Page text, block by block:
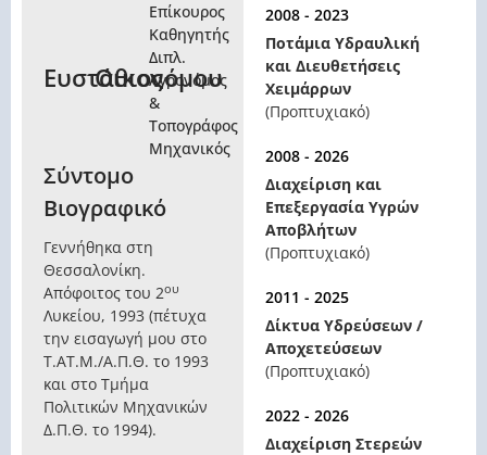
Ευστάθιος
Οικονόμου
Επίκουρος
Καθηγητής
Διπλ.
Αγρονόμος
&
Τοπογράφος
Μηχανικός
Σύντομο
Βιογραφικό
Γεννήθηκα στη
Θεσσαλονίκη.
Απόφοιτος του 2ου
Λυκείου, 1993 (πέτυχα
την εισαγωγή μου στο
Τ.ΑΤ.Μ./Α.Π.Θ. το 1993
και στο Τμήμα
Πολιτικών Μηχανικών
Δ.Π.Θ. το 1994).
2008 - 2023
Ποτάμια Υδραυλική
και Διευθετήσεις
Χειμάρρων
(Προπτυχιακό)
2008 - 2026
Διαχείριση και
Επεξεργασία Υγρών
Αποβλήτων
(Προπτυχιακό)
2011 - 2025
Δίκτυα Υδρεύσεων /
Αποχετεύσεων
(Προπτυχιακό)
2022 - 2026
Διαχείριση Στερεών